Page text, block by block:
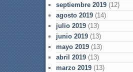
septiembre 2019(12)
agosto 2019(14)
julio 2019(13)
junio 2019(13)
mayo 2019(13)
abril 2019(13)
marzo 2019(13)